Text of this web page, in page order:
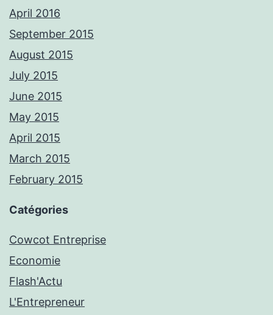
April 2016
September 2015
August 2015
July 2015
June 2015
May 2015
April 2015
March 2015
February 2015
Catégories
Cowcot Entreprise
Economie
Flash'Actu
L'Entrepreneur